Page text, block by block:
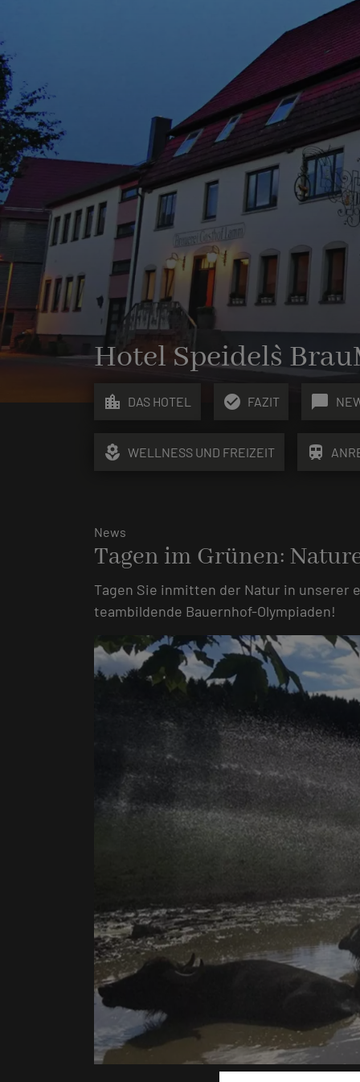
Hotel Speidel`s
location_city DAS HOTEL check_circle FAZIT chat_bubble
local_florist WELLNESS UND FREIZEIT train
News
Tagen im Grünen:
Tagen Sie inmitten der Natur in unserer
teambildende Bauernhof-Olympiaden!